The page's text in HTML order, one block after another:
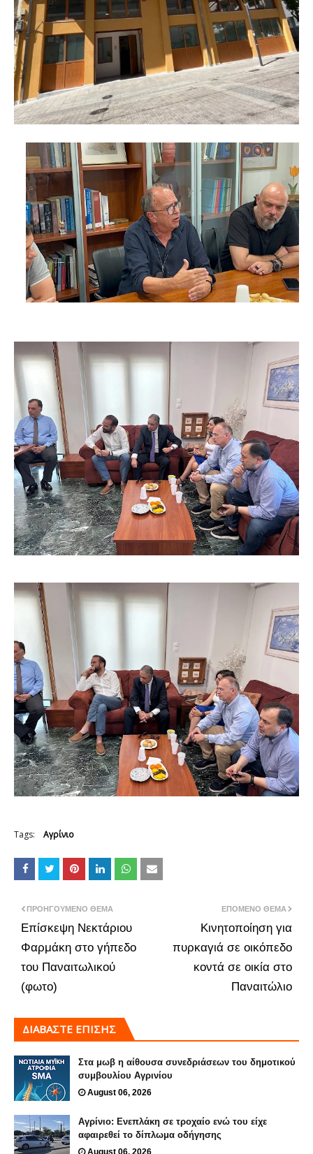
Tags: Αγρίνιο
ΕΠΌΜΕΝΟ ΘΈΜΑ
Κινητοποίηση για
πυρκαγιά σε οικόπεδο
κοντά σε οικία στο
Παναιτώλιο
ΠΡΟΗΓΟΎΜΕΝΟ ΘΈΜΑ
Επίσκεψη Νεκτάριου
Φαρμάκη στο γήπεδο
του Παναιτωλικού
(φωτο)
ΔΙΑΒΑΣΤΕ ΕΠΙΣΗΣ
Στα μωβ η αίθουσα συνεδριάσεων του δημοτικού
συμβουλίου Αγρινίου
August 06, 2026
Αγρίνιο: Ενεπλάκη σε τροχαίο ενώ του είχε
αφαιρεθεί το δίπλωμα οδήγησης